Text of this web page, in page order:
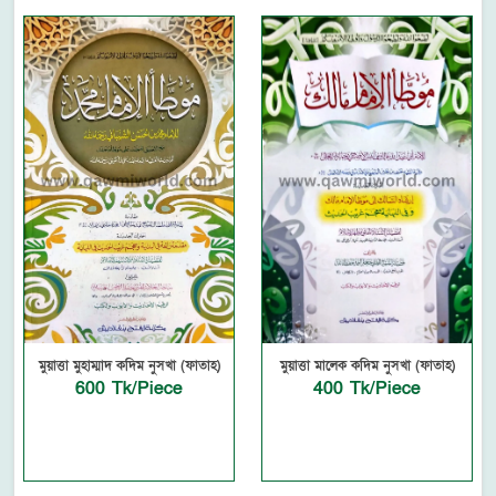
মুয়াত্তা মুহাম্মাদ কদিম নুসখা (ফাতাহ)
600 Tk/Piece
মুয়াত্তা মালেক কদিম নুসখা (ফাতাহ)
400 Tk/Piece